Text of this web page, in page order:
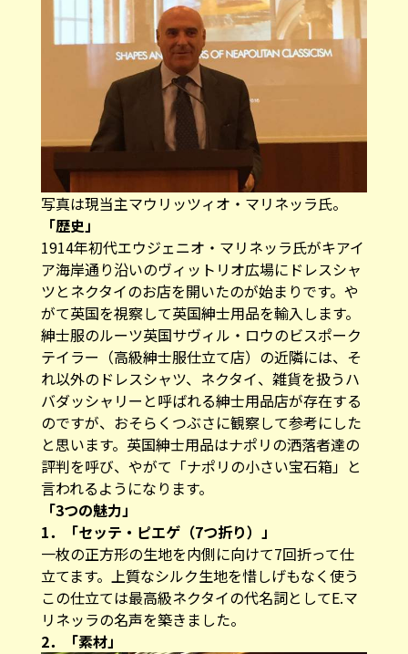
写真は現当主マウリッツィオ・マリネッラ氏。
「歴史」
1914年初代エウジェニオ・マリネッラ氏がキアイ
ア海岸通り沿いのヴィットリオ広場にドレスシャ
ツとネクタイのお店を開いたのが始まりです。や
がて英国を視察して英国紳士用品を輸入します。
紳士服のルーツ英国サヴィル・ロウのビスポーク
テイラー（高級紳士服仕立て店）の近隣には、そ
れ以外のドレスシャツ、ネクタイ、雑貨を扱うハ
バダッシャリーと呼ばれる紳士用品店が存在する
のですが、おそらくつぶさに観察して参考にした
と思います。英国紳士用品はナポリの洒落者達の
評判を呼び、やがて「ナポリの小さい宝石箱」と
言われるようになります。
「3つの魅力」
1．「セッテ・ピエゲ（7つ折り）」
一枚の正方形の生地を内側に向けて7回折って仕
立てます。上質なシルク生地を惜しげもなく使う
この仕立ては最高級ネクタイの代名詞としてE.マ
リネッラの名声を築きました。
2．「素材」